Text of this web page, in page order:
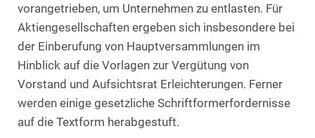
vorangetrieben, um Unternehmen zu entlasten. Für
Aktiengesellschaften ergeben sich insbesondere bei
der Einberufung von Hauptversammlungen im
Hinblick auf die Vorlagen zur Vergütung von
Vorstand und Aufsichtsrat Erleichterungen. Ferner
werden einige gesetzliche Schriftformerfordernisse
auf die Textform herabgestuft.